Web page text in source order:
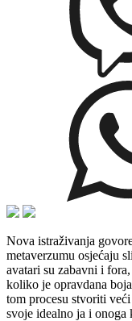
Nova istraživanja
metaverzumu osjećaju
avatari su zabavni i
koliko je opravdana
tom procesu stvoriti
svoje idealno ja i onoga